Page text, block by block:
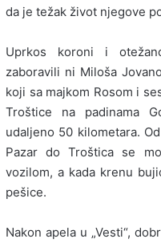
da je težak život njegove
Uprkos koroni i
zaboravili ni Miloša
koji sa majkom Rosom i
Troštice na padinama
udaljeno 50 kilometara.
Pazar do Troštica se
vozilom, a kada krenu
pešice.
Nakon apela u „Vesti“,